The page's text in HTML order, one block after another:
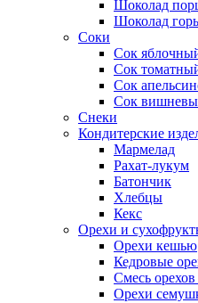
Шоколад
Шоколад
Соки
Сок
Сок
Сок
Сок
Снеки
Кондитерские
Мармелад
Рахат-лукум
Батончик
Хлебцы
Кекс
Орехи и
Орехи кешью
Кедровые
Смесь
Орехи